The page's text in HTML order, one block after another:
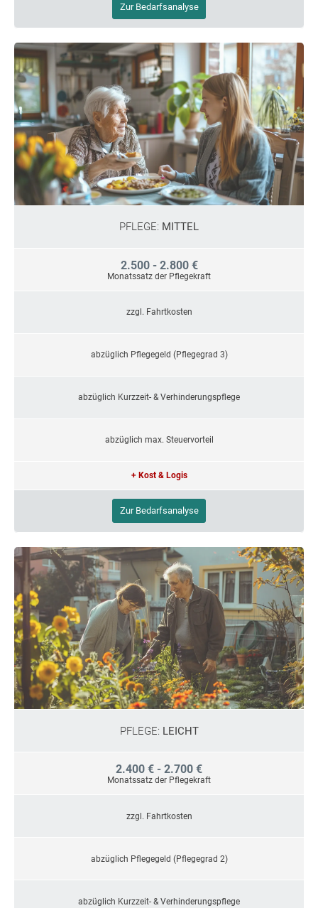
Zur Bedarfsanalyse
PFLEGE: MITTEL
2.500 - 2.800 €
Monatssatz der Pflegekraft
zzgl. Fahrtkosten
abzüglich Pflegegeld (Pflegegrad 3)
abzüglich Kurzzeit- & Verhinderungspflege
abzüglich max. Steuervorteil
+ Kost & Logis
Zur Bedarfsanalyse
PFLEGE: LEICHT
2.400 € - 2.700 €
Monatssatz der Pflegekraft
zzgl. Fahrtkosten
abzüglich Pflegegeld (Pflegegrad 2)
abzüglich Kurzzeit- & Verhinderungspflege